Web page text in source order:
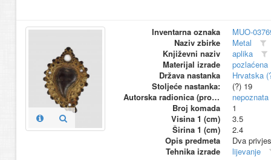
Inventarna oznaka
MUO-
Naziv zbirke
Metal
Književni naziv
aplika
Materijal izrade
pozlaćena
Država nastanka
Hrvatska
Stoljeće nastanka:
(?) 19
Autorska radionica (proizvođač)
nepoznata
Broj komada
1
Visina 1 (cm)
3.5
Širina 1 (cm)
2.4
Opis predmeta
Dva
Tehnika izrade
lijevanje